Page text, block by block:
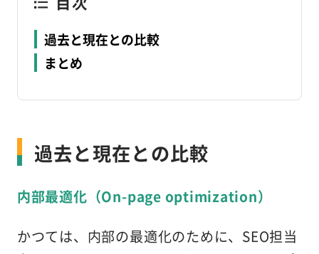
過去と現在との比較
まとめ
過去と現在との比較
内部最適化（On-page optimization）
かつては、内部の最適化のために、SEO担当